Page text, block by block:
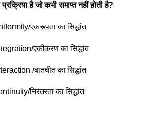
है जो कभी समाप्त नहीं होती है?
एकरूपता का सिद्धांत
एकीकरण का सिद्धांत
/बातचीत का सिद्धांत
निरंतरता का सिद्धांत